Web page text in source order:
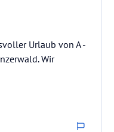
Urlaub von A -
Wir